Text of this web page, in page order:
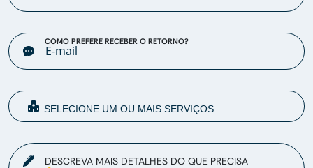
COMO PREFERE RECEBER O RETORNO?
DESCREVA MAIS DETALHES DO QUE PRECISA